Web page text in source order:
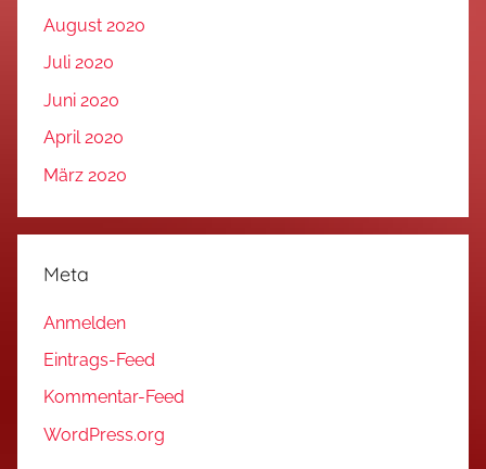
August 2020
Juli 2020
Juni 2020
April 2020
März 2020
Meta
Anmelden
Eintrags-Feed
Kommentar-Feed
WordPress.org